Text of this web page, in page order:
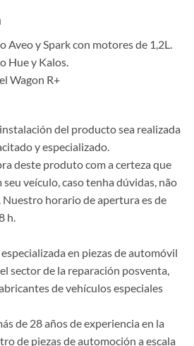
y Spark con motores de 1,2L.
Hue y Kalos.
Wagon R+
del producto sea realizada
y especializado.
deste produto com a certeza que
veículo, caso tenha dúvidas, não
Nuestro horario de apertura es de
h.
en piezas de automóvil
sector de la reparación posventa,
de vehículos especiales
de 28 años de experiencia en la
de piezas de automoción a escala